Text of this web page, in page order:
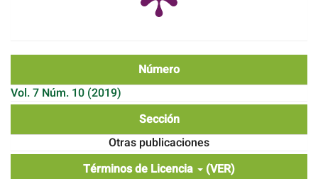
Número
Vol. 7 Núm. 10 (2019)
Sección
Otras publicaciones
Términos de Licencia
(VER)